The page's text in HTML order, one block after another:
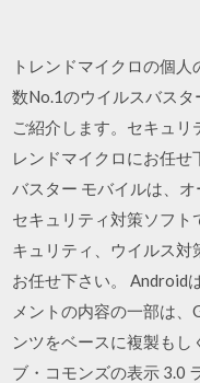
トレンドマイクロの個
数No.1のウイルスバス
ご紹介します。セキュリ
レンドマイクロにお任せ
バスター モバイルは、
セキュリティ対策ソフト
キュリティ、ウイルス対
お任せ下さい。 Android
メントの内容の一部は
ンツをベースに複製もし
ブ・コモンズの表示 3.0